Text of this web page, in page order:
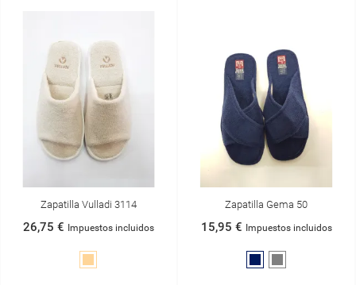
Zapatilla Vulladi 3114
26,75 € Impuestos incluidos
Zapatilla Gema 50
15,95 € Impuestos incluidos